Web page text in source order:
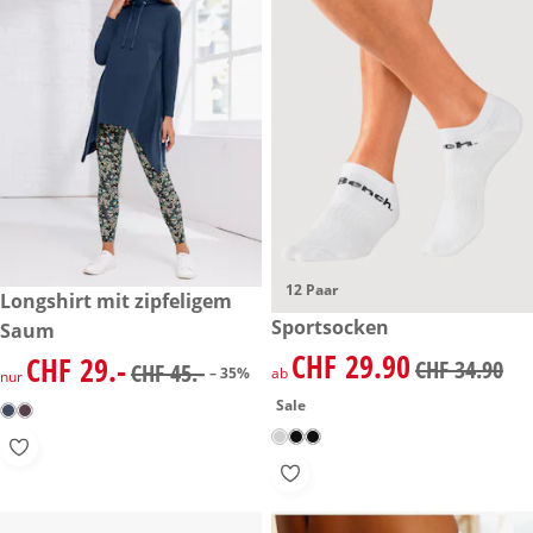
reduzierter Preis CHF 29.-, vorheriger Preis: CHF 45.-
-35%
Longshirt mit zipfeligem
Saum
reduzierter Preis CHF 29.-, vorheriger Preis: CHF 45.-
nur CHF 29.-CHF 45.- – 35%
12 Paar
reduzierter Preis CHF 29.90,
Sale
Sportsocken
reduzierter Preis CHF
ab CHF 29.90CHF 34.90
Sale